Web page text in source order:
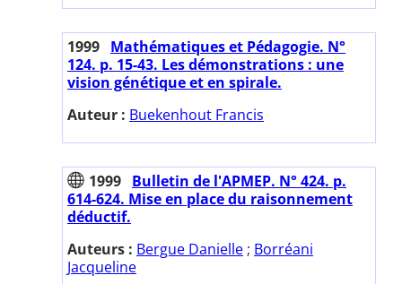
1999 Mathématiques et Pédagogie. N°
124. p. 15-43. Les démonstrations : une
vision génétique et en spirale.
Auteur : Buekenhout Francis
1999 Bulletin de l'APMEP. N° 424. p.
614-624. Mise en place du raisonnement
déductif.
Auteurs : Bergue Danielle ; Borréani
Jacqueline